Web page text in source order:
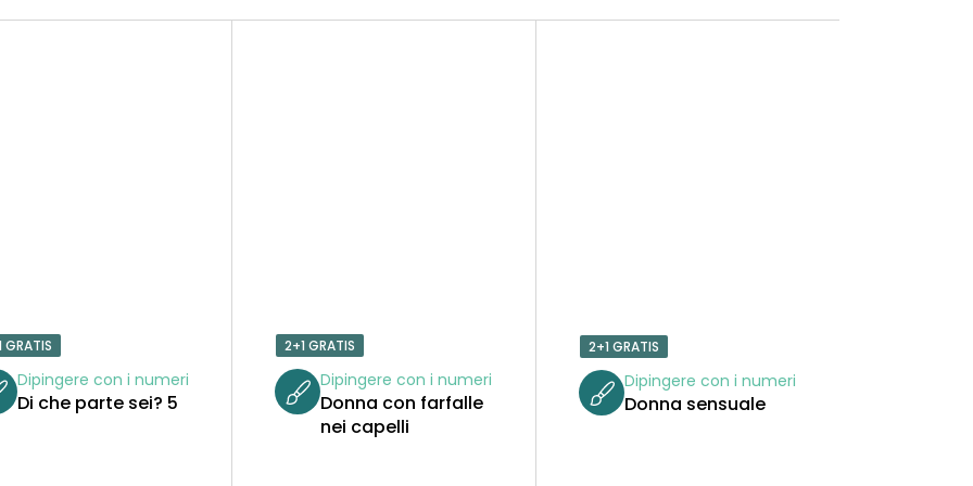
GRATIS
Dipingere con i numeri
Di che parte sei? 5
2+1 GRATIS
Dipingere con i numeri
Donna con farfalle
nei capelli
2+1 GRATIS
Dipingere con i numeri
Donna sensuale